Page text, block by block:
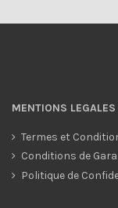
MENTIONS LEGALES
Termes et
Conditions de
Politique de